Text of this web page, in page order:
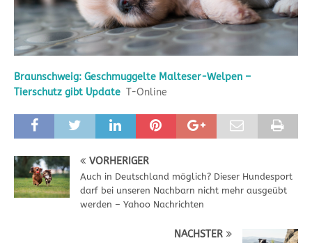
Braunschweig: Geschmuggelte Malteser-Welpen –
Tierschutz gibt Update T-Online
VORHERIGER
Auch in Deutschland möglich? Dieser Hundesport
darf bei unseren Nachbarn nicht mehr ausgeübt
werden – Yahoo Nachrichten
NÄCHSTER